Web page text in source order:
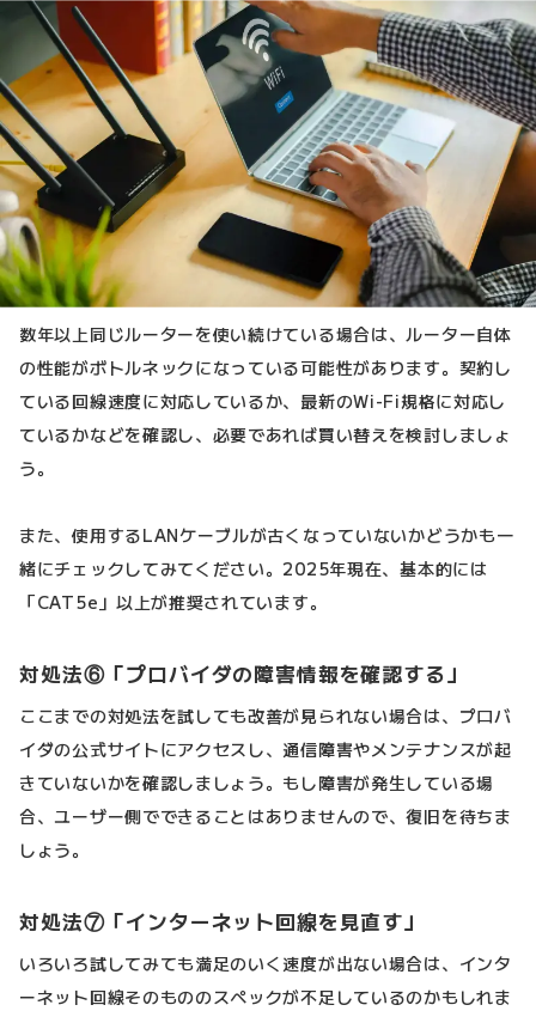
数年以上同じルーターを使い続けている場合は、ルーター自体
の性能がボトルネックになっている可能性があります。契約し
ている回線速度に対応しているか、最新のWi-Fi規格に対応し
ているかなどを確認し、必要であれば買い替えを検討しましょ
う。
また、使用するLANケーブルが古くなっていないかどうかも一
緒にチェックしてみてください。2025年現在、基本的には
「CAT5e」以上が推奨されています。
対処法⑥「プロバイダの障害情報を確認する」
ここまでの対処法を試しても改善が見られない場合は、プロバ
イダの公式サイトにアクセスし、通信障害やメンテナンスが起
きていないかを確認しましょう。もし障害が発生している場
合、ユーザー側でできることはありませんので、復旧を待ちま
しょう。
対処法⑦「インターネット回線を見直す」
いろいろ試してみても満足のいく速度が出ない場合は、インタ
ーネット回線そのもののスペックが不足しているのかもしれま